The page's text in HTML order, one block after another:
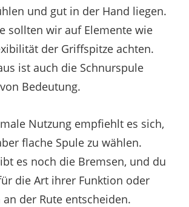
und gut in der Hand liegen.
sollten wir auf Elemente wie
der Griffspitze achten.
ist auch die Schnurspule
Bedeutung.
Nutzung empfiehlt es sich,
flache Spule zu wählen.
es noch die Bremsen, und du
die Art ihrer Funktion oder
der Rute entscheiden.